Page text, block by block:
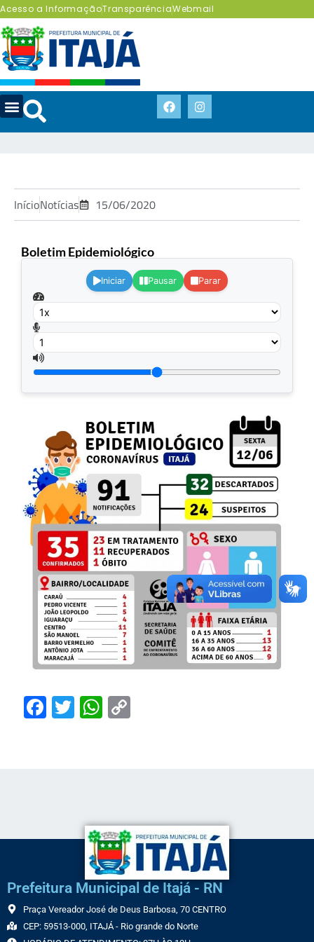
Acesso a InformaçãoTransparênciaWebmail
InícioNotícias 15/06/2020
Boletim Epidemiológico
Iniciar Pausar Parar
Facebook
TwitterWhatsApp
Prefeitura Municipal de Itajá - RN
Praça Vereador José de Deus Barbosa, 70 CENTRO
CEP: 59513-000, ITAJÁ - Rio grande do Norte